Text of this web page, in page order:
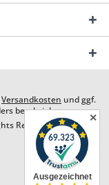
Versandkosten und ggf.
beschrieben
Reserved. Design by
✕